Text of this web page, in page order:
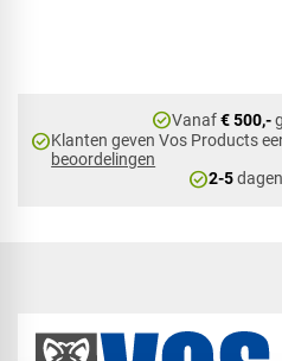
check_circleVanaf€ 500,-
check_circleKlanten geven Vos Products
beoordelingen
check_circle2-5